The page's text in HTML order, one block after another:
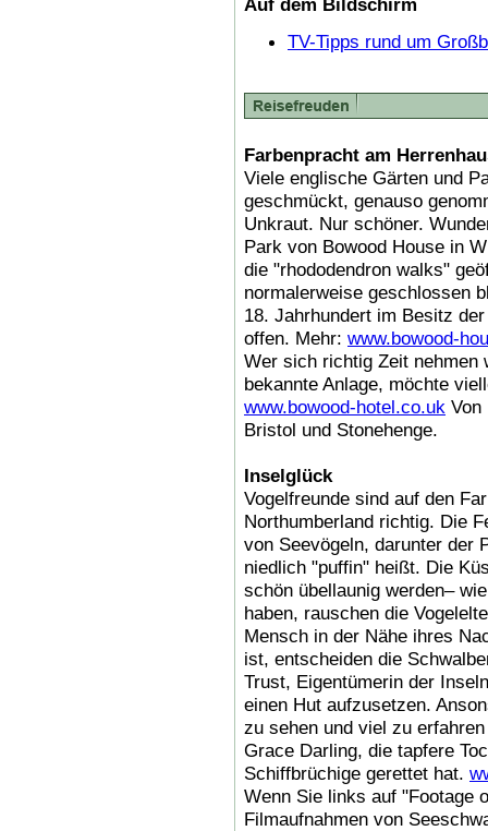
Auf dem Bildschirm
TV-Tipps rund um
Farbenpracht am
Viele englische Gärten und
geschmückt, genauso
Unkraut. Nur schöner.
Park von Bowood House in
die "rhododendron walks"
normalerweise geschlossen
18. Jahrhundert im Besitz
offen. Mehr: www.bowood-
Wer sich richtig Zeit nehmen
bekannte Anlage, möchte
www.bowood-hotel.co.uk Von
Bristol und Stonehenge.
Inselglück
Vogelfreunde sind auf den
Northumberland richtig. Die
von Seevögeln, darunter der
niedlich "puffin" heißt. Die
schön übellaunig werden–
haben, rauschen die
Mensch in der Nähe ihres
ist, entscheiden die
Trust, Eigentümerin der
einen Hut aufzusetzen.
zu sehen und viel zu
Grace Darling, die tapfere
Schiffbrüchige gerettet hat.
Wenn Sie links auf "Footage
Filmaufnahmen von